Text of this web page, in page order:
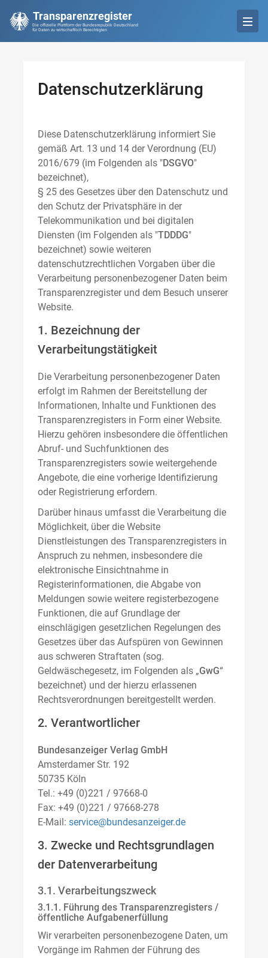
Transparenzregister
Die offizielle Plattform der Bundesrepublik Deutschland
für Daten zu wirtschaftlich Berechtigten
Datenschutzerklärung
Diese Datenschutzerklärung informiert Sie
gemäß Art. 13 und 14 der Verordnung (EU)
2016/679 (im Folgenden als "DSGVO"
bezeichnet),
§ 25 des Gesetzes über den Datenschutz und
den Schutz der Privatsphäre in der
Telekommunikation und bei digitalen
Diensten (im Folgenden als "TDDDG"
bezeichnet) sowie weiteren
datenschutzrechtlichen Vorgaben über die
Verarbeitung personenbezogener Daten beim
Transparenzregister und dem Besuch unserer
Website.
1. Bezeichnung der
Verarbeitungstätigkeit
Die Verarbeitung personenbezogener Daten
erfolgt im Rahmen der Bereitstellung der
Informationen, Inhalte und Funktionen des
Transparenzregisters in Form einer Website.
Hierzu gehören insbesondere die öffentlichen
Abruf- und Suchfunktionen des
Transparenzregisters sowie weitergehende
Angebote, die eine vorherige Identifizierung
oder Registrierung erfordern.
Darüber hinaus umfasst die Verarbeitung die
Möglichkeit, über die Website
Dienstleistungen des Transparenzregisters in
Anspruch zu nehmen, insbesondere die
elektronische Einsichtnahme in
Registerinformationen, die Abgabe von
Meldungen sowie weitere registerbezogene
Funktionen, die auf Grundlage der
einschlägigen gesetzlichen Regelungen des
Gesetzes über das Aufspüren von Gewinnen
aus schweren Straftaten (sog.
Geldwäschegesetz, im Folgenden als „GwG“
bezeichnet) und der hierzu erlassenen
Rechtsverordnungen bereitgestellt werden.
2. Verantwortlicher
Bundesanzeiger Verlag GmbH
Amsterdamer Str. 192
50735 Köln
Tel.: +49 (0)221 / 97668-0
Fax: +49 (0)221 / 97668-278
E-Mail: service@bundesanzeiger.de
3. Zwecke und Rechtsgrundlagen
der Datenverarbeitung
3.1. Verarbeitungszweck
3.1.1. Führung des Transparenzregisters /
öffentliche Aufgabenerfüllung
Wir verarbeiten personenbezogene Daten, um
Vorgänge im Rahmen der Führung des